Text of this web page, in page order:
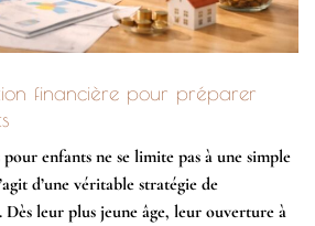
financière pour préparer
enfants ne se limite pas à une simple
d’une véritable stratégie de
leur plus jeune âge, leur ouverture à